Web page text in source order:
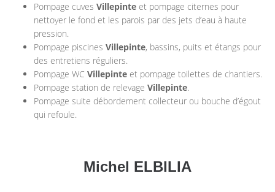
Pompage cuves Villepinte et pompage citernes pour
nettoyer le fond et les parois par des jets d’eau à haute
pression.
Pompage piscines Villepinte, bassins, puits et étangs pour
des entretiens réguliers.
Pompage WC Villepinte et pompage toilettes de chantiers.
Pompage station de relevage Villepinte.
Pompage suite débordement collecteur ou bouche d’égout
qui refoule.
Michel ELBILIA